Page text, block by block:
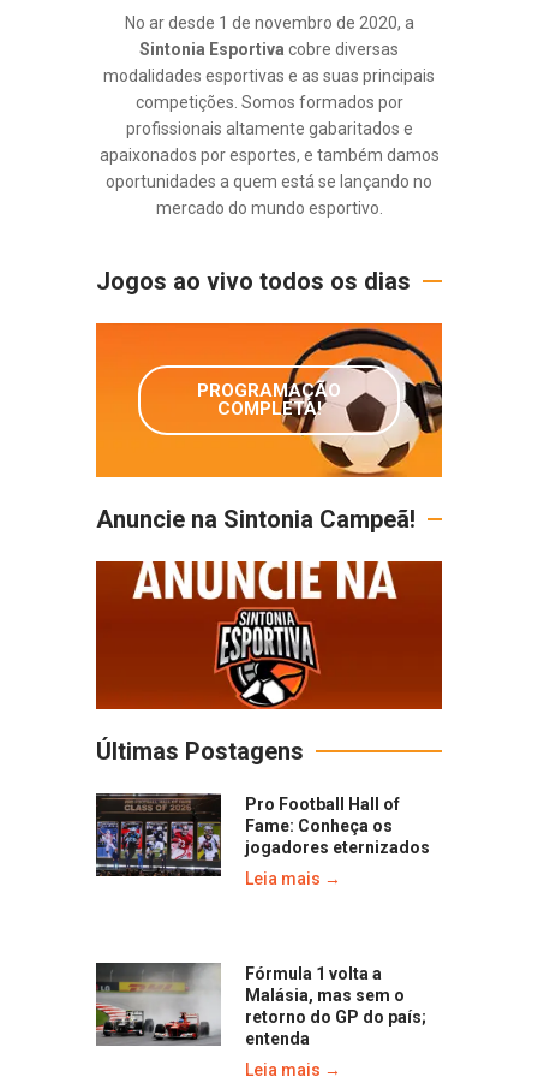
No ar desde 1 de novembro de 2020, a
Sintonia Esportiva cobre diversas
modalidades esportivas e as suas principais
competições. Somos formados por
profissionais altamente gabaritados e
apaixonados por esportes, e também damos
oportunidades a quem está se lançando no
mercado do mundo esportivo.
Jogos ao vivo todos os dias
PROGRAMAÇÃO
COMPLETA!
Anuncie na Sintonia Campeã!
Últimas Postagens
Pro Football Hall of
Fame: Conheça os
jogadores eternizados
Leia mais →
Fórmula 1 volta a
Malásia, mas sem o
retorno do GP do país;
entenda
Leia mais →